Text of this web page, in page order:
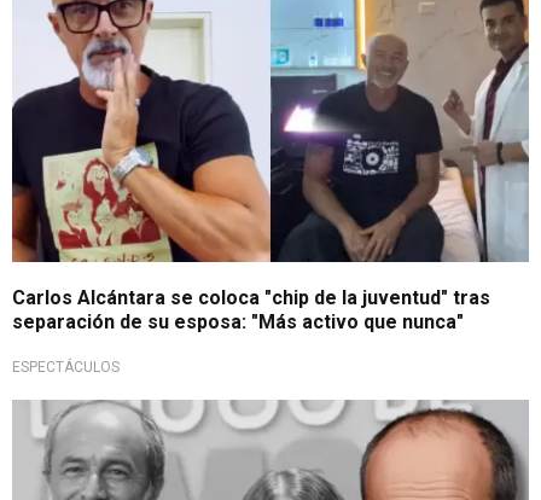
Carlos Alcántara se coloca "chip de la juventud" tras
separación de su esposa: "Más activo que nunca"
ESPECTÁCULOS
Fuerte confesión